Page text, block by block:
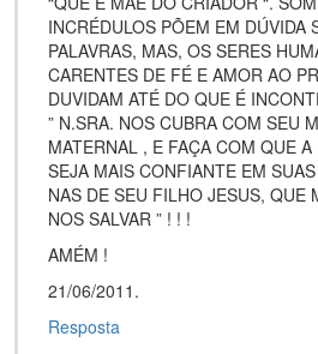
INCRÉDULOS PÕEM EM DÚVIDA
PALAVRAS, MAS, OS SERES
CARENTES DE FÉ E AMOR AO
DUVIDAM ATÉ DO QUE É
” N.SRA. NOS CUBRA COM SEU
MATERNAL , E FAÇA COM QUE
SEJA MAIS CONFIANTE EM
NAS DE SEU FILHO JESUS, QUE
NOS SALVAR ” ! ! !
AMÉM !
21/06/2011.
Resposta